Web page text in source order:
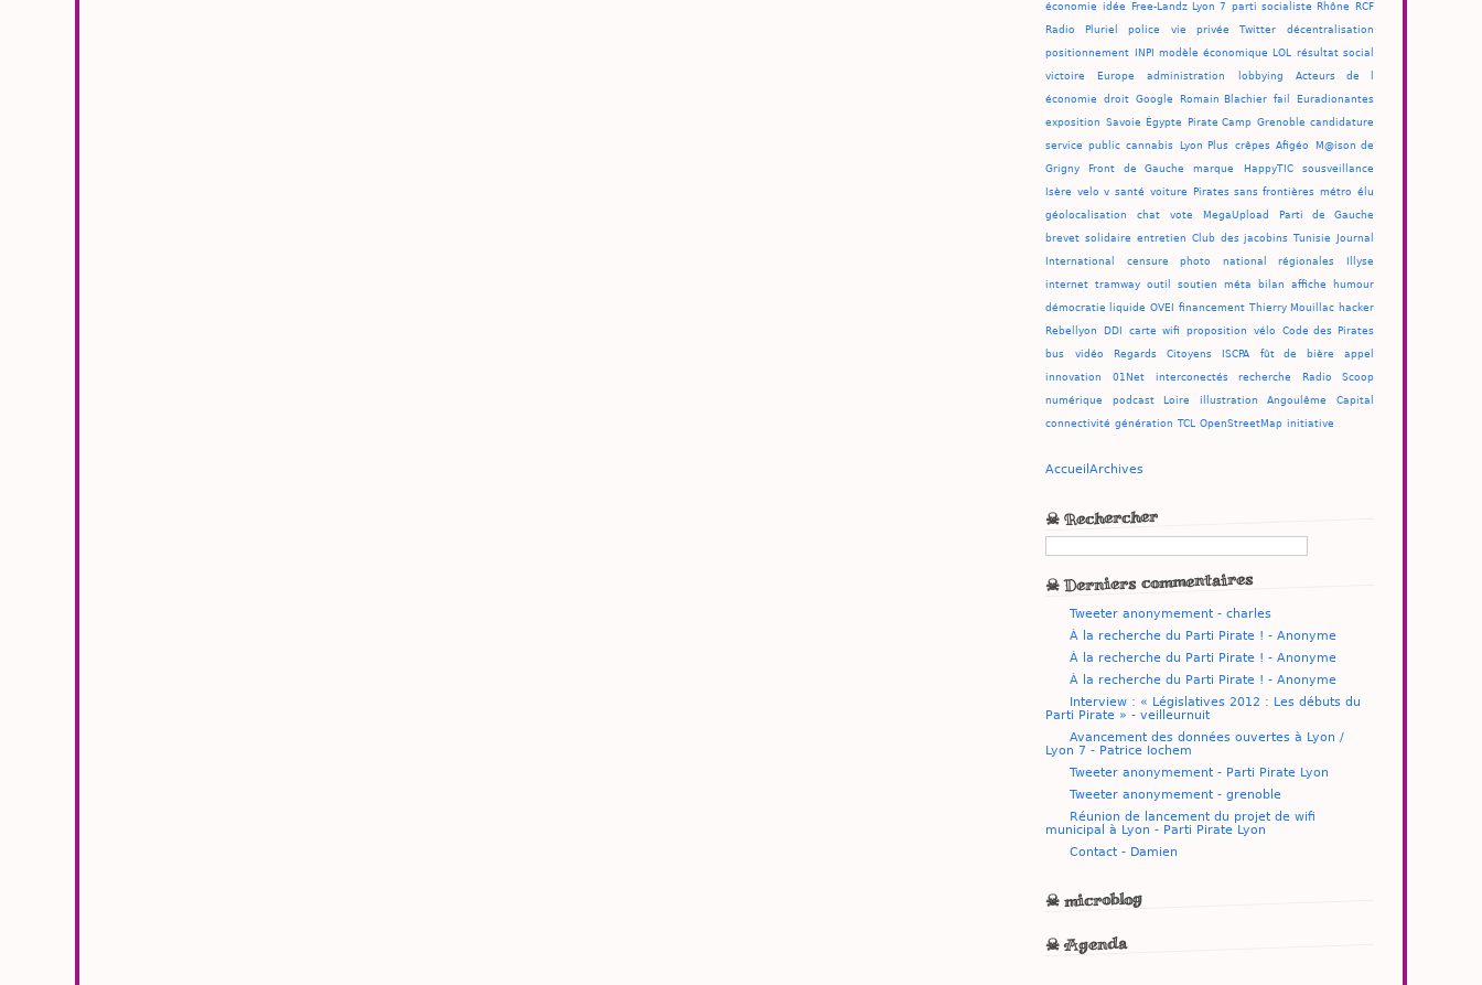
économie idée Free-Landz Lyon 7 parti socialiste Rhône RCF
Radio Pluriel police vie privée Twitter décentralisation
positionnement INPI modèle économique LOL résultat social
victoire Europe administration lobbying Acteurs de l
économie droit Google Romain Blachier fail Euradionantes
exposition Savoie Égypte Pirate Camp Grenoble candidature
service public cannabis Lyon Plus crêpes Afigéo M@ison de
Grigny Front de Gauche marque HappyTIC sousveillance
Isère velo v santé voiture Pirates sans frontières métro élu
géolocalisation chat vote MegaUpload Parti de Gauche
brevet solidaire entretien Club des jacobins Tunisie Journal
International censure photo national régionales Illyse
internet tramway outil soutien méta bilan affiche humour
démocratie liquide OVEI financement Thierry Mouillac hacker
Rebellyon DDI carte wifi proposition vélo Code des Pirates
bus vidéo Regards Citoyens ISCPA fût de bière appel
innovation 01Net interconectés recherche Radio Scoop
numérique podcast Loire illustration Angoulême Capital
connectivité génération TCL OpenStreetMap initiative
Accueil Archives
☠ Rechercher
☠ Derniers commentaires
Tweeter anonymement - charles
À la recherche du Parti Pirate ! - Anonyme
À la recherche du Parti Pirate ! - Anonyme
À la recherche du Parti Pirate ! - Anonyme
Interview : « Législatives 2012 : Les débuts du
Parti Pirate » - veilleurnuit
Avancement des données ouvertes à Lyon /
Lyon 7 - Patrice Iochem
Tweeter anonymement - Parti Pirate Lyon
Tweeter anonymement - grenoble
Réunion de lancement du projet de wifi
municipal à Lyon - Parti Pirate Lyon
Contact - Damien
☠ microblog
☠ Agenda